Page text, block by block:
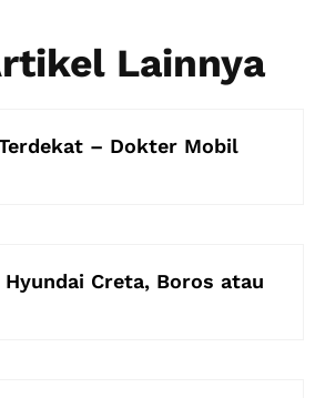
Lainnya
– Dokter Mobil
Hyundai Creta, Boros atau